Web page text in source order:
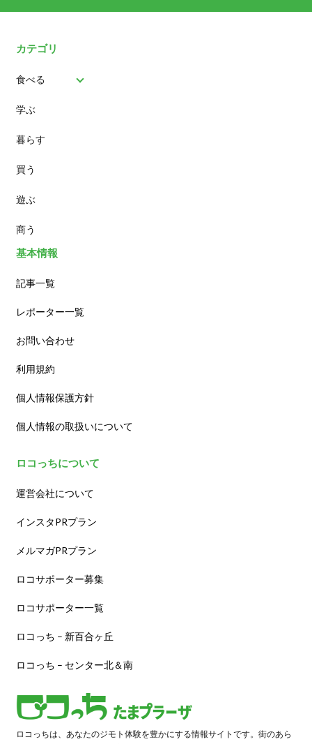
カテゴリ
食べる
パン
スイーツ
ランチ
カフェ
学ぶ
暮らす
買う
遊ぶ
商う
基本情報
記事一覧
レポーター一覧
お問い合わせ
利用規約
個人情報保護方針
個人情報の取扱いについて
ロコっちについて
運営会社について
インスタPRプラン
メルマガPRプラン
ロコサポーター募集
ロコサポーター一覧
ロコっち – 新百合ヶ丘
ロコっち – センター北＆南
ロコっちは、あなたのジモト体験を豊かにする情報サイトです。街のあら